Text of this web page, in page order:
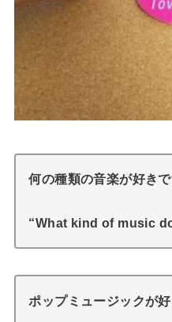
何の種類の音楽が好き
“What kind of music
ポップミュージックが好